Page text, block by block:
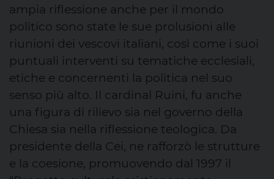
ampia riflessione anche per il mondo
politico sono state le sue prolusioni alle
riunioni dei vescovi italiani, così come i suoi
puntuali interventi su tematiche ecclesiali,
etiche e concernenti la politica nel suo
senso più alto. Il cardinal Ruini, fu anche
una figura di rilievo sia nel governo della
Chiesa sia nella riflessione teologica. Da
presidente della Cei, ne rafforzò le strutture
e la coesione, promuovendo dal 1997 il